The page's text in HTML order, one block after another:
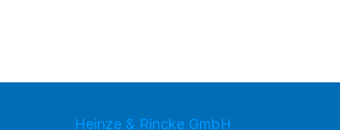
Heinze & Rincke GmbH